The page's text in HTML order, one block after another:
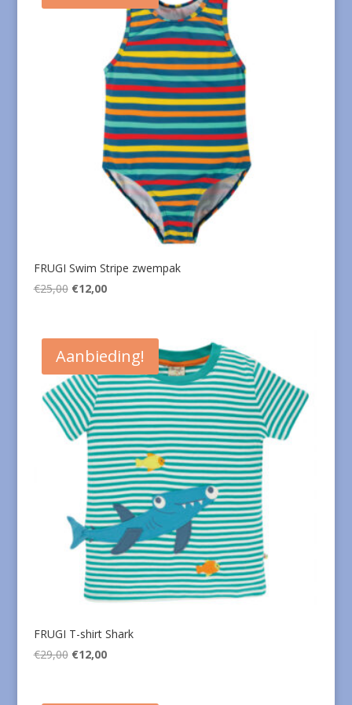
FRUGI Swim Stripe zwempak
€25,00 Oorspronkelijke
€25,00.
€12,00Huidige
€12,00.
Aanbieding!
FRUGI T-shirt Shark
€29,00 Oorspronkelijke
€12,00Huidige